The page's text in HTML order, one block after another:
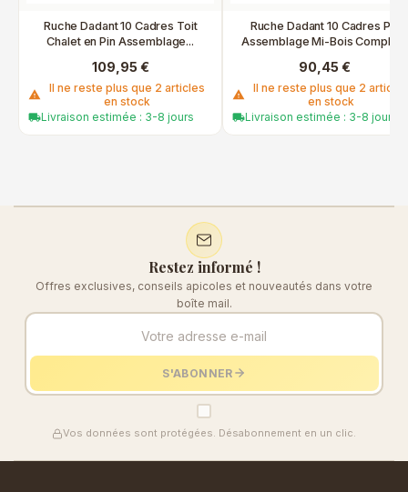
Ruche Dadant 10 Cadres Toit
Chalet en Pin Assemblage...
109,95 €
warning
Il ne reste plus que 2 articles
en stock
local_shippingLivraison estimée : 3-8 jours
Ruche Dadant 10 Cadres Pin
Assemblage Mi-Bois Complète
90,45 €
warning
Il ne reste plus que 2
en stock
local_shippingLivraison estimée : 3-8 jours
Restez informé !
Offres exclusives, conseils apicoles et nouveautés dans votre
boîte mail.
S'ABONNER
Vos données sont protégées. Désabonnement en un clic.